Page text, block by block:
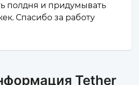
полдня и придумывать
Спасибо за работу
Tether